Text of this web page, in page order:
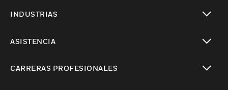
INDUSTRIAS
ASISTENCIA
CARRERAS PROFESIONALES